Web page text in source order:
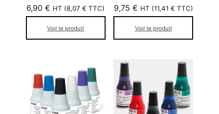
i
t
6,90€ HT (8,07€ TTC)
Voir le produit
9,75 € HT (11,41 € TTC)
Voir le produit